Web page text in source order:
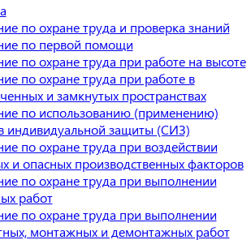
по охране труда и проверка знаний
по первой помощи
по охране труда при работе на высоте
по охране труда при работе в
и замкнутых пространствах
по использованию (применению)
индивидуальной защиты (СИЗ)
по охране труда при воздействии
и опасных производственных факторов
по охране труда при выполнении
работ
по охране труда при выполнении
монтажных и демонтажных работ